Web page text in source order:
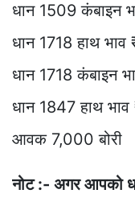
धान 1509 कंबाइन
धान 1718 हाथ
धान 1718 कंबाइन
धान 1847 हाथ
आवक 7,000 बोरी
नोट :- अगर आपको